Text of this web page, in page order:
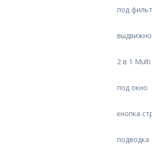
под
2 в 1 Multi
под окно
кнопка
подводка